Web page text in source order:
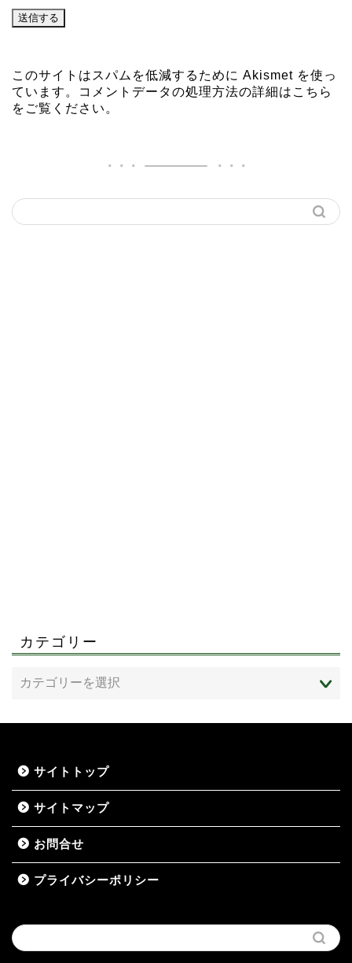
このサイトはスパムを低減するために Akismet を使っ
ています。
コメントデータの処理方法の詳細はこちら
をご覧ください 。
カテゴリー
サイトトップ
サイトマップ
お問合せ
プライバシーポリシー